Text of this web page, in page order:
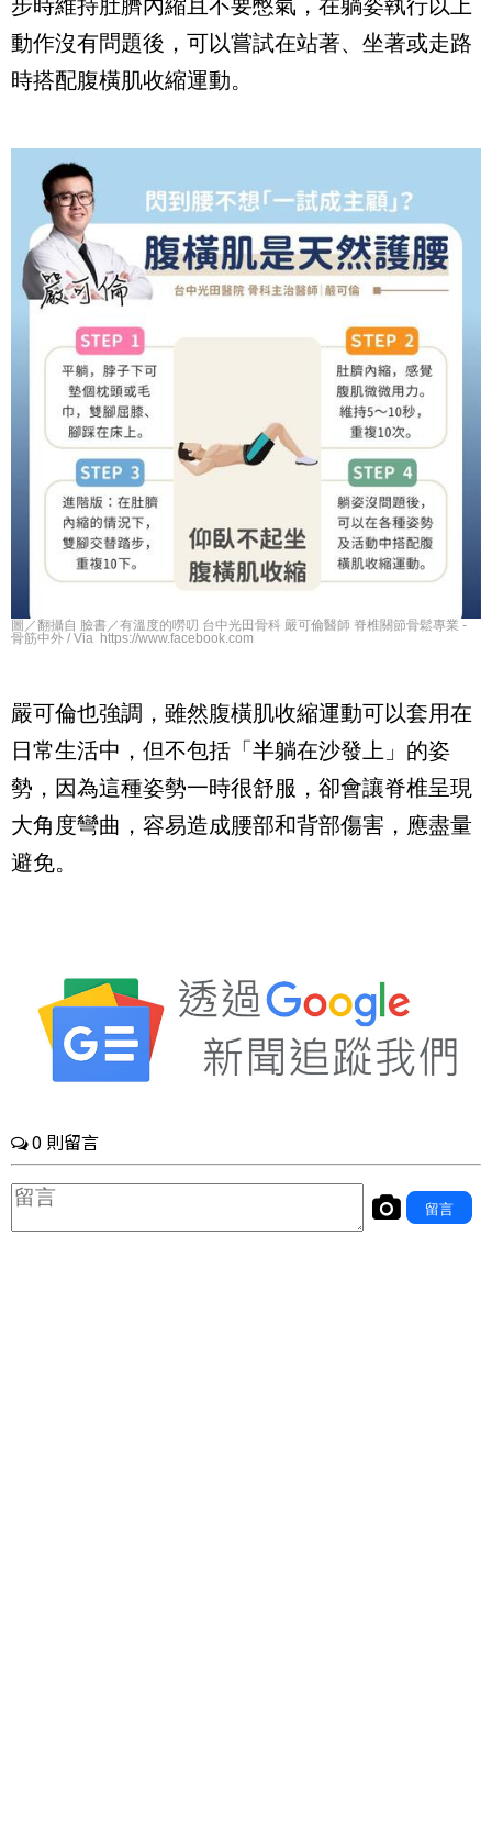
步時維持肚臍內縮且不要憋氣，在躺姿執行以上
動作沒有問題後，可以嘗試在站著、坐著或走路
時搭配腹橫肌收縮運動。
圖／翻攝自 臉書／有溫度的嘮叨 台中光田骨科 嚴可倫醫師 脊椎關節骨鬆專業 -
骨筋中外 / Via https://www.facebook.com
嚴可倫也強調，雖然腹橫肌收縮運動可以套用在
日常生活中，但不包括「半躺在沙發上」的姿
勢，因為這種姿勢一時很舒服，卻會讓脊椎呈現
大角度彎曲，容易造成腰部和背部傷害，應盡量
避免。